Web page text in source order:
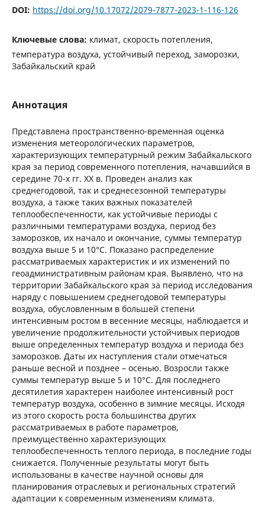
DOI: https://doi.org/10.17072/2079-7877-2023-1-116-126
Ключевые слова: климат, скорость потепления,
температура воздуха, устойчивый переход, заморозки,
Забайкальский край
Аннотация
Представлена пространственно-временная оценка
изменения метеорологических параметров,
характеризующих температурный режим Забайкальского
края за период современного потепления, начавшийся в
середине 70-х гг. XX в. Проведен анализ как
среднегодовой, так и среднесезонной температуры
воздуха, а также таких важных показателей
теплообеспеченности, как устойчивые периоды с
различными температурами воздуха, период без
заморозков, их начало и окончание, суммы температур
воздуха выше 5 и 10°С. Показано распределение
рассматриваемых характеристик и их изменений по
геоадминистративным районам края. Выявлено, что на
территории Забайкальского края за период исследования
наряду с повышением среднегодовой температуры
воздуха, обусловленным в большей степени
интенсивным ростом в весенние месяцы, наблюдается и
увеличение продолжительности устойчивых периодов
выше определенных температур воздуха и периода без
заморозков. Даты их наступления стали отмечаться
раньше весной и позднее – осенью. Возросли также
суммы температур выше 5 и 10°С. Для последнего
десятилетия характерен наиболее интенсивный рост
температур воздуха, особенно в зимние месяцы. Исходя
из этого скорость роста большинства других
рассматриваемых в работе параметров,
преимущественно характеризующих
теплообеспеченность теплого периода, в последние годы
снижается. Полученные результаты могут быть
использованы в качестве научной основы для
планирования отраслевых и региональных стратегий
адаптации к современным изменениям климата.